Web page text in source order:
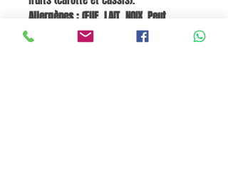
Allergènes : ŒUF, LAIT, NOIX. Peut
contenir d’autres FRUITS À COQUE. Sans